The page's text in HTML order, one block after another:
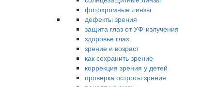
фотохромные линзы
дефекты зрения
защита глаз от УФ-излучения
здоровье глаз
зрение и возраст
как сохранить зрение
коррекция зрения у детей
проверка остроты зрения